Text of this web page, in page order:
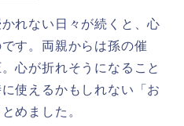
れない日々が続くと、心
す。両親からは孫の催
心が折れそうになること
使えるかもしれない「お
めました。